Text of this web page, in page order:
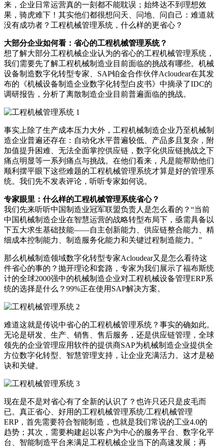
来，企业日常运营真的一刻都不能耽误；始终达不到理想效
果，骑虎难下！其实他们都很想问天、问地、问自己：难道就
没有成功者？工程机械管理系统，什么样的更省心？
大部分企业如何看：省心的工程机械管理系统？
想了解大部分工程机械企业认为的省心的工程机械管理系统，
我们需要先了解工程机械制造业目前面临的挑战有哪些。机械
设备制造数字化转型专家、SAP铂金合作伙伴Acloudear在其发
布的《机械设备制造企业数字化转型白皮书》中摘录了IDC的
调研报告，分析了离散制造企业目前普遍面临的挑战。
事实上除了生产成本压力大外，工程机械制造企业乃至机械制
造企业普遍还存在：自动化水平普遍较低、产品多且复杂，附
加值提升困难、无法全面掌控供应链，数字化供应链挑战之下
痛点明显等一系列痛点与挑战。在他们看来，凡是能帮助他们
顺利摆平眼下这些难题的工程机械管理系统才算是好的管理系
统。我们先不发表评论，听听专家如何说。
专家眼里：什么样的工程机械管理系统省心？
我们先来听听中国制造业冠军联盟负责人是怎么看的？“当前
中国机械制造企业在智慧运营的战略转型布局下，亟需具备以
下五大求生基础技能——自主创新能力、供应链整合能力、精
细成本控制能力、制造服务化能力和关键过程制造能力。”
那么机械制造领域数字化转型专家Acloudear又是怎么看待这
件省心的事的？抛开理论和套路，专家为我们展示了福布斯统
计的全球2000强中的机械制造企业对工程机械设备管理ERP系
统的选择是什么？99%正在使用SAP解决方案。
难道这就是传说中省心的工程机械管理系统？事实的确如此。
无论是研发、生产、销售、售后服务，还是供应链管理，全球
领先的企业管理应用软件的提供商SAP为机械制造企业提供全
方位数字化转型、智慧管理支持，让企业充满活力。这才是秘
诀和关键。
现在是不是对省心有了全新的认识了？也许只还只是皮毛而
已。真正省心、好用的工程机械管理系统/工程机械管理
ERP，首先需要符合智能制造，也就是我们常说的工业4.0的
趋势；其次，需要构建起以客户为中心的服务平台、数字化平
台、智能制造平台来满足工程机械企业当下的高速发展；再